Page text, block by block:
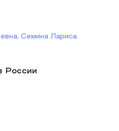
Семина Лариса
России